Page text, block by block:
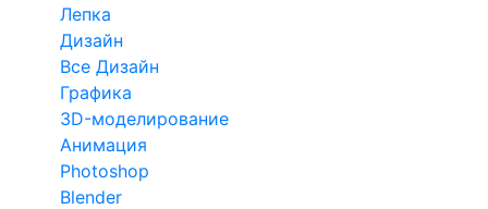
Лепка
Дизайн
Все Дизайн
Графика
3D-моделирование
Анимация
Photoshop
Blender